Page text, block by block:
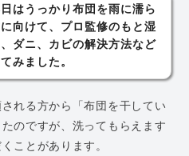
はうっかり布団を雨に濡ら
向けて、プロ監修のもと湿
ダニ、カビの解決方法など
みました。
れる方から「布団を干してい
のですが、洗ってもらえます
ことがあります。